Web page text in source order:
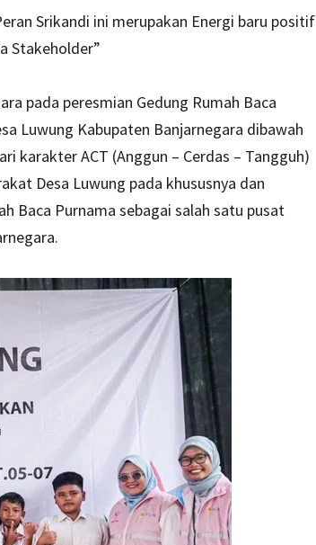
Srikandi ini merupakan Energi baru positif
Stakeholder”
pada peresmian Gedung Rumah Baca
Luwung Kabupaten Banjarnegara dibawah
karakter ACT (Anggun – Cerdas – Tangguh)
Desa Luwung pada khususnya dan
Baca Purnama sebagai salah satu pusat